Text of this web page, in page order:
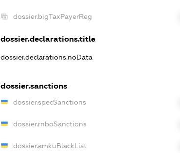
dossier.bigTaxPayerReg
dossier.declarations.title
dossier.declarations.noData
dossier.sanctions
dossier.specSanctions
dossier.rnboSanctions
dossier.amkuBlackList